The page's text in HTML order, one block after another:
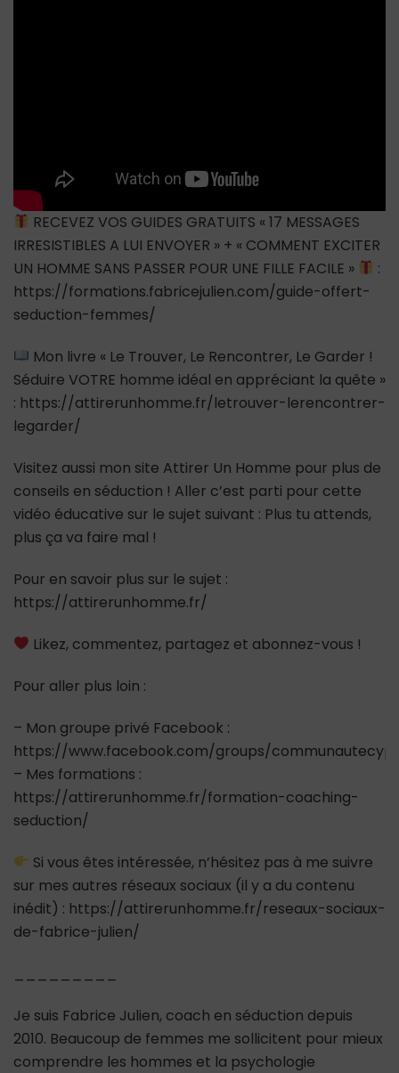
RECEVEZ VOS GUIDES GRATUITS « 17 MESSAGES
IRRESISTIBLES A LUI ENVOYER » + « COMMENT EXCITER
UN HOMME SANS PASSER POUR UNE FILLE FACILE »
:
https://formations.fabricejulien.com/guide-offert-
seduction-femmes/
Mon livre « Le Trouver, Le Rencontrer, Le Garder !
Séduire VOTRE homme idéal en appréciant la quête »
: https://attirerunhomme.fr/letrouver-lerencontrer-
legarder/
Visitez aussi mon site Attirer Un Homme pour plus de
conseils en séduction ! Aller c’est parti pour cette
vidéo éducative sur le sujet suivant : Plus tu attends,
plus ça va faire mal !
Pour en savoir plus sur le sujet :
https://attirerunhomme.fr/
Likez, commentez, partagez et abonnez-vous !
Pour aller plus loin :
– Mon groupe privé Facebook :
https://www.facebook.com/groups/
– Mes formations :
https://attirerunhomme.fr/formation-coaching-
seduction/
Si vous êtes intéressée, n’hésitez pas à me suivre
sur mes autres réseaux sociaux (il y a du contenu
inédit) : https://attirerunhomme.fr/reseaux-sociaux-
de-fabrice-julien/
Je suis Fabrice Julien, coach en séduction depuis
2010. Beaucoup de femmes me sollicitent pour mieux
comprendre les hommes et la psychologie